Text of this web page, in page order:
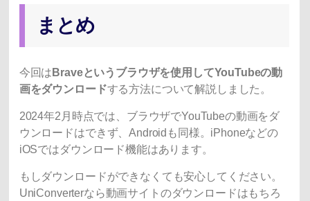
まとめ
今回は Braveというブラウザを使用してYouTubeの動
画をダウンロードする方法について解説しました。
2024年2月時点では、ブラウザでYouTubeの動画をダ
ウンロードはできず、Androidも同様。iPhoneなどの
iOSではダウンロード機能はあります。
もしダウンロードができなくても安心してください。
UniConverterなら動画サイトのダウンロードはもちろ